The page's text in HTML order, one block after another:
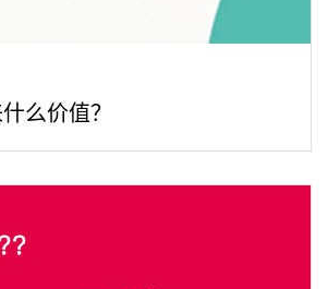
么价值？